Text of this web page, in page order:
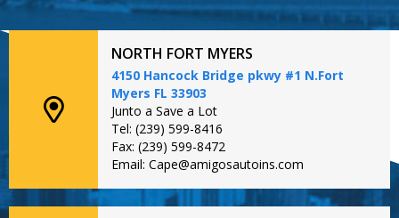
NORTH FORT MYERS
4150 Hancock Bridge pkwy #1 N.Fort
Myers FL 33903
Junto a Save a Lot
Tel: (239) 599-8416
Fax: (239) 599-8472
Email: Cape@amigosautoins.com